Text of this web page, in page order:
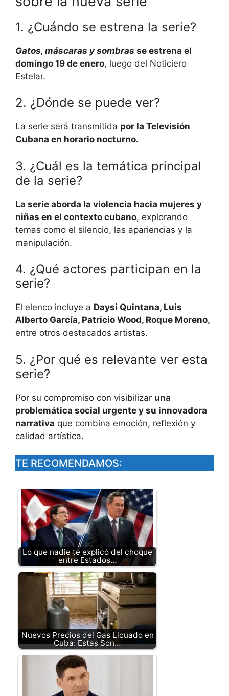
1. ¿Cuándo se estrena la serie?
Gatos, máscaras y sombras se estrena el
domingo 19 de enero, luego del Noticiero
Estelar.
2. ¿Dónde se puede ver?
La serie será transmitida por la Televisión
Cubana en horario nocturno.
3. ¿Cuál es la temática principal
de la serie?
La serie aborda la violencia hacia mujeres y
niñas en el contexto cubano, explorando
temas como el silencio, las apariencias y la
manipulación.
4. ¿Qué actores participan en la
serie?
El elenco incluye a Daysi Quintana, Luis
Alberto García, Patricio Wood, Roque Moreno,
entre otros destacados artistas.
5. ¿Por qué es relevante ver esta
serie?
Por su compromiso con visibilizar una
problemática social urgente y su innovadora
narrativa que combina emoción, reflexión y
calidad artística.
TE RECOMENDAMOS:
Lo que nadie te explicó del choque
entre Estados…
Nuevos Precios del Gas Licuado en
Cuba: Estas Son…